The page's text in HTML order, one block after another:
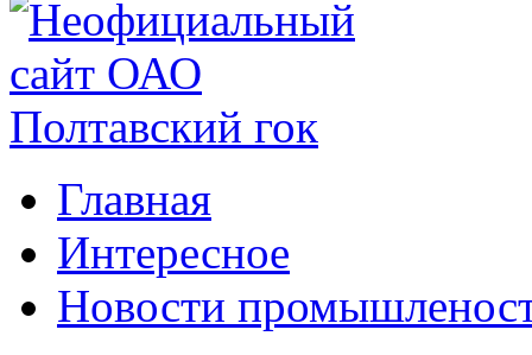
Главная
Интересное
Новости